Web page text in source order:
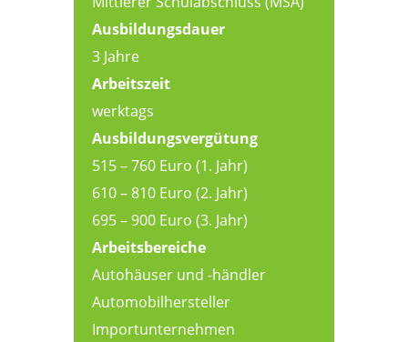
Ausbildungsdauer
3 Jahre
Arbeitszeit
werktags
Ausbildungsvergütung
515 – 760 Euro (1. Jahr)
610 – 810 Euro (2. Jahr)
695 – 900 Euro (3. Jahr)
Arbeitsbereiche
Autohäuser und -händler
Automobilhersteller
Importunternehmen